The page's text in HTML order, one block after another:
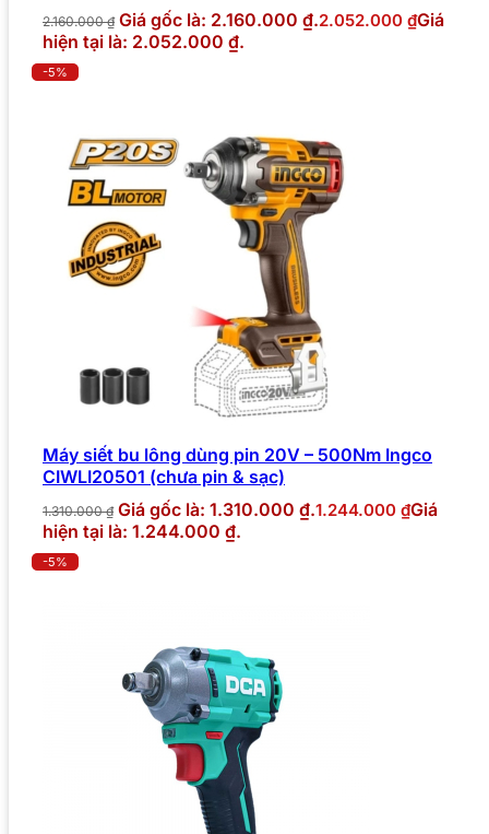
2.160.000₫ Giá gốc là: 2.160.000 ₫.2.052.000 ₫Giá
hiện tại là: 2.052.000 ₫.
-5%
Máy siết bu lông dùng pin 20V – 500Nm Ingco
CIWLI20501 (chưa pin & sạc)
1.310.000₫ Giá gốc là: 1.310.000 ₫.1.244.000 ₫Giá
hiện tại là: 1.244.000 ₫.
-5%